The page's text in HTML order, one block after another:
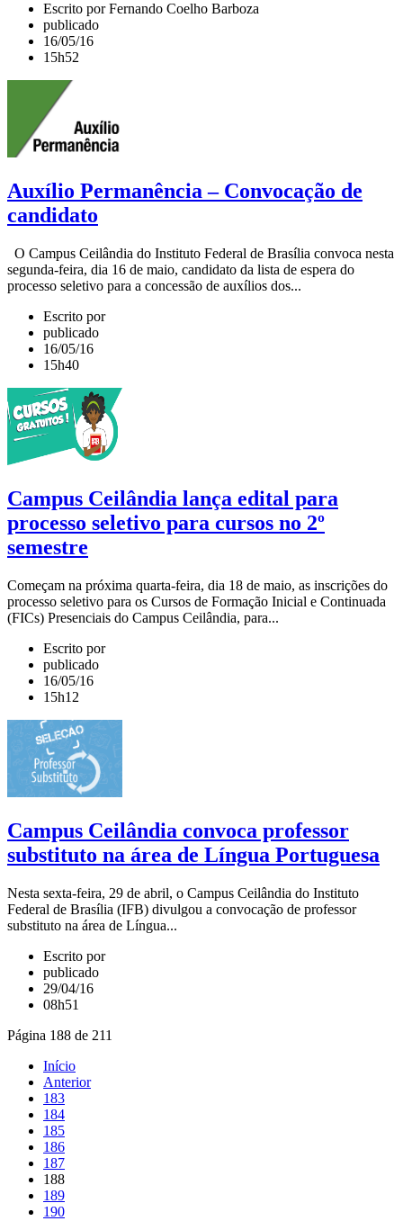
Escrito por Fernando Coelho Barboza
publicado
16/05/16
15h52
Auxílio Permanência – Convocação de
candidato
O Campus Ceilândia do Instituto Federal de Brasília convoca nesta
segunda-feira, dia 16 de maio, candidato da lista de espera do
processo seletivo para a concessão de auxílios dos...
Escrito por
publicado
16/05/16
15h40
Campus Ceilândia lança edital para
processo seletivo para cursos no 2º
semestre
Começam na próxima quarta-feira, dia 18 de maio, as inscrições do
processo seletivo para os Cursos de Formação Inicial e Continuada
(FICs) Presenciais do Campus Ceilândia, para...
Escrito por
publicado
16/05/16
15h12
Campus Ceilândia convoca professor
substituto na área de Língua Portuguesa
Nesta sexta-feira, 29 de abril, o Campus Ceilândia do Instituto
Federal de Brasília (IFB) divulgou a convocação de professor
substituto na área de Língua...
Escrito por
publicado
29/04/16
08h51
Página 188 de 211
Início
Anterior
183
184
185
186
187
188
189
190